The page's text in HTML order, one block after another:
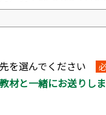
を選んでください
材と一緒にお送りし